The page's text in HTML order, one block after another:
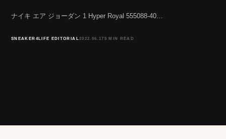
ナイキ エア ジョーダン 1 Hyper Royal 555088-40…
SNEAKER4LIFE EDITORIAL2022.06.17 5 MIN READ